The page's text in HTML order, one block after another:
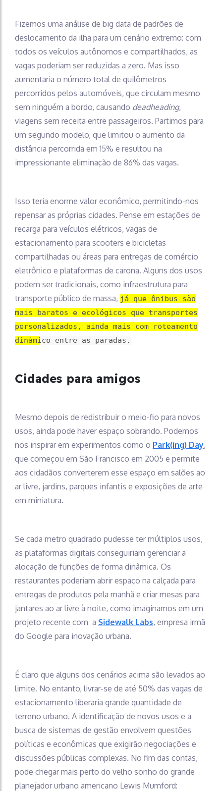
Fizemos uma análise de big data de padrões de
deslocamento da ilha para um cenário extremo: com
todos os veículos autônomos e compartilhados, as
vagas poderiam ser reduzidas a zero. Mas isso
aumentaria o número total de quilômetros
percorridos pelos automóveis, que circulam mesmo
sem ninguém a bordo, causando deadheading,
viagens sem receita entre passageiros. Partimos para
um segundo modelo, que limitou o aumento da
distância percorrida em 15% e resultou na
impressionante eliminação de 86% das vagas.
Isso teria enorme valor econômico, permitindo-nos
repensar as próprias cidades. Pense em estações de
recarga para veículos elétricos, vagas de
estacionamento para scooters e bicicletas
compartilhadas ou áreas para entregas de comércio
eletrônico e plataformas de carona. Alguns dos usos
podem ser tradicionais, como infraestrutura para
transporte público de massa, já que ônibus são
mais baratos e ecológicos que transportes
personalizados, ainda mais com roteamento
dinâmico entre as paradas.
Cidades para amigos
Mesmo depois de redistribuir o meio-fio para novos
usos, ainda pode haver espaço sobrando. Podemos
nos inspirar em experimentos como o Park(ing) Day,
que começou em São Francisco em 2005 e permite
aos cidadãos converterem esse espaço em salões ao
ar livre, jardins, parques infantis e exposições de arte
em miniatura.
Se cada metro quadrado pudesse ter múltiplos usos,
as plataformas digitais conseguiriam gerenciar a
alocação de funções de forma dinâmica. Os
restaurantes poderiam abrir espaço na calçada para
entregas de produtos pela manhã e criar mesas para
jantares ao ar livre à noite, como imaginamos em um
projeto recente com a Sidewalk Labs, empresa irmã
do Google para inovação urbana.
É claro que alguns dos cenários acima são levados ao
limite. No entanto, livrar-se de até 50% das vagas de
estacionamento liberaria grande quantidade de
terreno urbano. A identificação de novos usos e a
busca de sistemas de gestão envolvem questões
políticas e econômicas que exigirão negociações e
discussões públicas complexas. No fim das contas,
pode chegar mais perto do velho sonho do grande
planejador urbano americano Lewis Mumford: